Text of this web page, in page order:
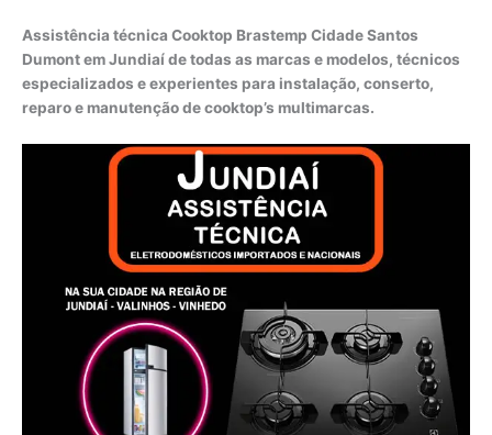
Assistência técnica Cooktop Brastemp Cidade Santos
Dumont em Jundiaí de todas as marcas e modelos, técnicos
especializados e experientes para instalação, conserto,
reparo e manutenção de cooktop’s multimarcas.